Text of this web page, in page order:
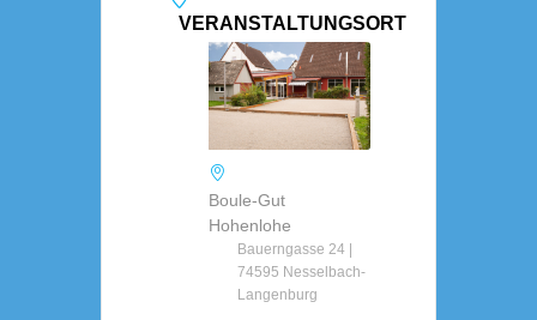
VERANSTALTUNGSORT
Boule-Gut
Hohenlohe
Bauerngasse 24 |
74595 Nesselbach-
Langenburg